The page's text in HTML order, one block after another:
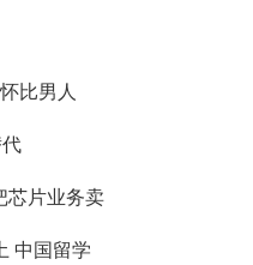
比男人
芯片业务卖
中国留学